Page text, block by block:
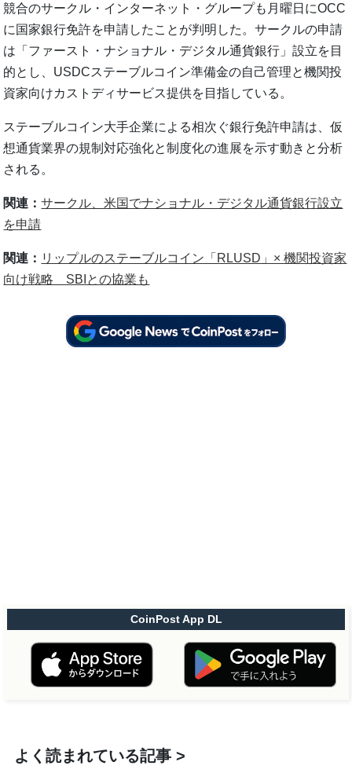
競合のサークル・インターネット・グループも月曜日にOCC
に国家銀行免許を申請したことが判明した。サークルの申請
は「ファースト・ナショナル・デジタル通貨銀行」設立を目
的とし、USDCステーブルコイン準備金の自己管理と機関投
資家向けカストディサービス提供を目指している。
ステーブルコイン大手企業による相次ぐ銀行免許申請は、仮
想通貨業界の規制対応強化と制度化の進展を示す動きと分析
される。
関連：サークル、米国でナショナル・デジタル通貨銀行設立
を申請
関連： リップルのステーブルコイン「RLUSD」× 機関投資家
向け戦略 SBIとの協業も
CoinPost App DL
よく読まれている記事